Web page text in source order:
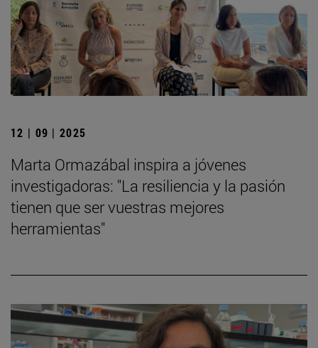
12 | 09 | 2025
Marta Ormazábal inspira a jóvenes
investigadoras: "La resiliencia y la pasión
tienen que ser vuestras mejores
herramientas"